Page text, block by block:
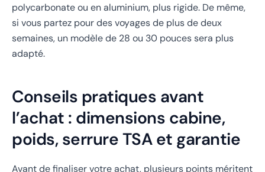
polycarbonate ou en aluminium, plus rigide. De même,
si vous partez pour des voyages de plus de deux
semaines, un modèle de 28 ou 30 pouces sera plus
adapté.
Conseils pratiques avant
l’achat : dimensions cabine,
poids, serrure TSA et garantie
Avant de finaliser votre achat, plusieurs points méritent